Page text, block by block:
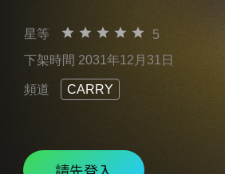
星等
5
下架時間 2031年12月31日
頻道 CARRY